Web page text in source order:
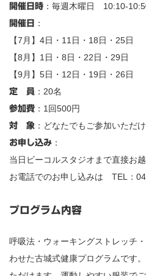
開催日時 ：毎週木曜日 10:10-
開催日
：
【7月】4日・11日・18日・25日
【8月】1日・8日・22日・29日
【9月】5日・12日・19日・26日
定 員 ：20名
参加費 ：1回500円
対 象 ：どなたでもご参加いただ
お申し込み ：
当日ビーコルスタジオまで直接お
お電話でのお申し込みは TEL：
プログラム内容
呼吸法・ウォーキングストレッチ
わせた古城式健康プログラムです